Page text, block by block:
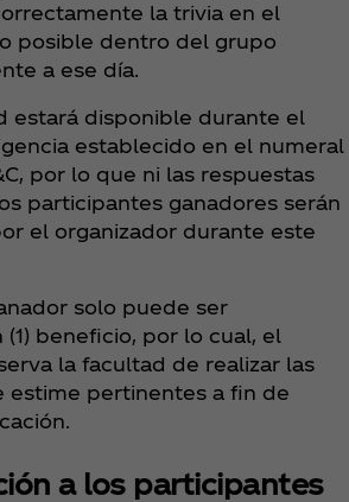
la trivia en el
posible dentro del grupo
a ese día.
estará disponible durante el
establecido en el numeral
por lo que ni las respuestas
participantes ganadores serán
el organizador durante este
solo puede ser
beneficio, por lo cual, el
la facultad de realizar las
estime pertinentes a fin de
a los participantes